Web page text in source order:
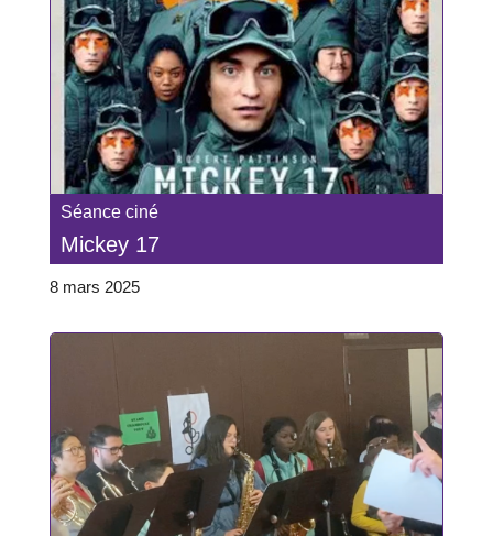
Séance ciné
Mickey 17
8 mars 2025